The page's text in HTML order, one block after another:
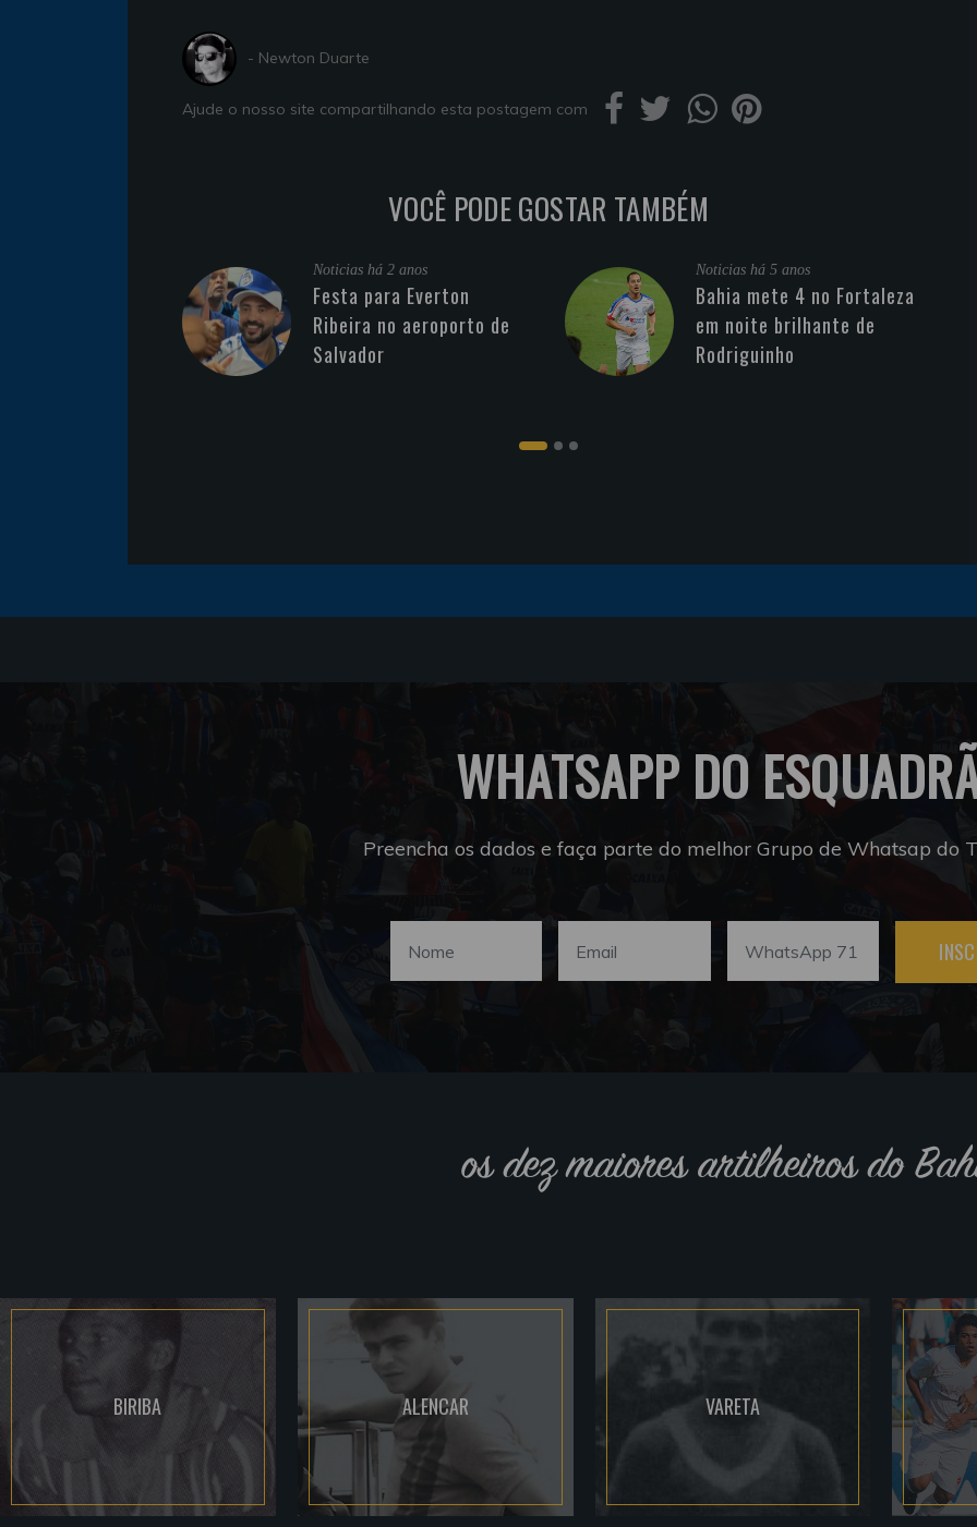
- Newton Duarte
Ajude o nosso site compartilhando esta postagem com
VOCÊ PODE GOSTAR TAMBÉM
Noticias há 2 anos
Festa para Everton
Ribeira no aeroporto de
Salvador
Noticias há 5 anos
Bahia mete 4 no Fortaleza
em noite brilhante de
Rodriguinho
WHATSAPP DO
Preencha os dados e faça parte do melhor Grupo de Whatsap do
os dez maiores artilheiros do
BIRIBA ALENCAR VARETA